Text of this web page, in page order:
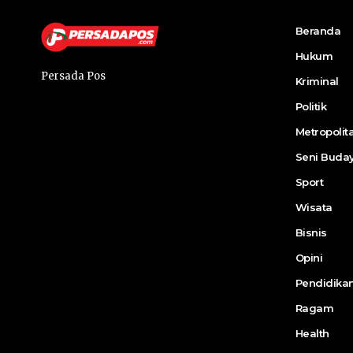
Persada Pos
Beranda
Hukum
Kriminal
Politik
Seni
Sport
Wisata
Bisnis
Opini
Ragam
Health